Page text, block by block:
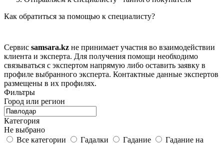
Как обратиться за помощью к специалисту?
Сервис samsara.kz не принимает участия во взаимодействии
клиента и эксперта. Для получения помощи необходимо
связываться с экспертом напрямую либо оставить заявку в
профиле выбранного эксперта. Контактные данные экспертов
размещены в их профилях.
Фильтры
Город или регион
Категория
Не выбрано
Все категории
Гадалки Гадание
Гадание на